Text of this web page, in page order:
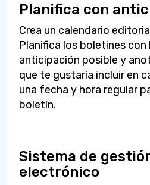
Planifica con
Crea un calendario
Planifica los boletines con
anticipación posible y
que te gustaría incluir en
una fecha y hora regular
boletín.
Sistema de
electrónico